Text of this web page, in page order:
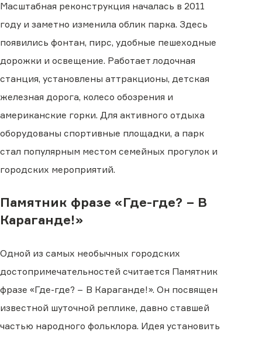
Масштабная реконструкция началась в 2011
году и заметно изменила облик парка. Здесь
появились фонтан, пирс, удобные пешеходные
дорожки и освещение. Работает лодочная
станция, установлены аттракционы, детская
железная дорога, колесо обозрения и
американские горки. Для активного отдыха
оборудованы спортивные площадки, а парк
стал популярным местом семейных прогулок и
городских мероприятий.
Памятник фразе «Где-где? − В
Караганде!»
Одной из самых необычных городских
достопримечательностей считается Памятник
фразе «Где-где? − В Караганде!». Он посвящен
известной шуточной реплике, давно ставшей
частью народного фольклора. Идея установить